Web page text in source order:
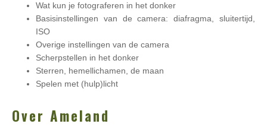
Wat kun je fotograferen in het donker
Basisinstellingen van de camera: diafragma, sluitertijd,
ISO
Overige instellingen van de camera
Scherpstellen in het donker
Sterren, hemellichamen, de maan
Spelen met (hulp)licht
Over Ameland